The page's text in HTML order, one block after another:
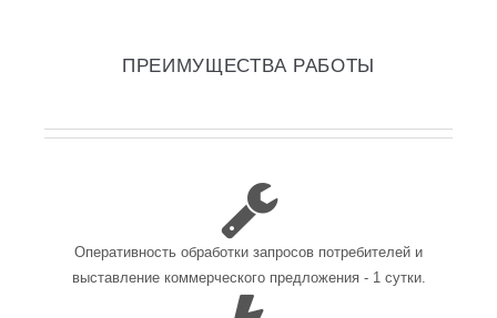
ПРЕИМУЩЕСТВА РАБОТЫ
Оперативность обработки запросов потребителей и
выставление коммерческого предложения - 1 сутки.